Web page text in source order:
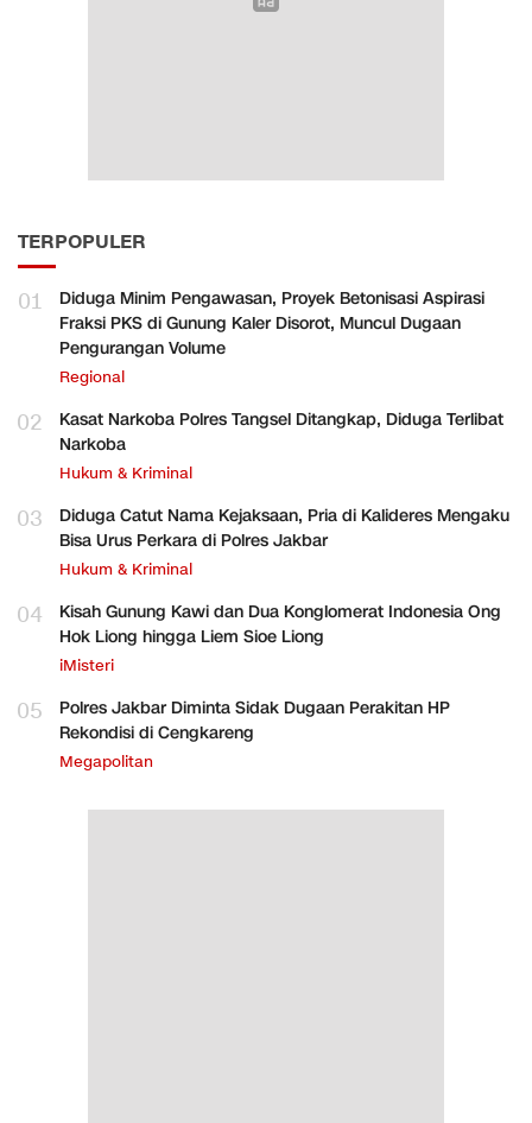
TERPOPULER
01
Diduga Minim Pengawasan, Proyek Betonisasi Aspirasi
Fraksi PKS di Gunung Kaler Disorot, Muncul Dugaan
Pengurangan Volume
Regional
02
Kasat Narkoba Polres Tangsel Ditangkap, Diduga Terlibat
Narkoba
Hukum & Kriminal
03
Diduga Catut Nama Kejaksaan, Pria di Kalideres Mengaku
Bisa Urus Perkara di Polres Jakbar
Hukum & Kriminal
04
Kisah Gunung Kawi dan Dua Konglomerat Indonesia Ong
Hok Liong hingga Liem Sioe Liong
iMisteri
05
Polres Jakbar Diminta Sidak Dugaan Perakitan HP
Rekondisi di Cengkareng
Megapolitan